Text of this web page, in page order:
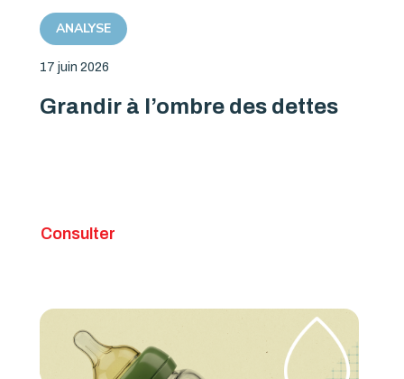
ANALYSE
17 juin 2026
Grandir à l’ombre des dettes
Consulter